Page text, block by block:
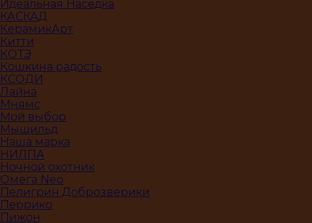
Идеальная Наседка
КАСКАД
КерамикАрт
Китти
КОТЭ
Кошкина радость
КСОДИ
Лайна
Мнямс
Мой выбор
Мышильд
Наша марка
НИЛПА
Ночной охотник
Омега Neo
Пелигрин Доброзверики
Перрико
Пижон